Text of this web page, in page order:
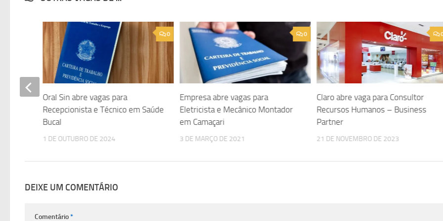
0
Empresa abre vagas para
Eletricista e Mecânico Montador
em Camaçari
3 DE MARÇO DE 2021
Claro abre vaga para Consultor
Recursos Humanos – Business
Partner
21 DE NOVEMBRO DE 2023
0
Oral Sin abre vagas para
Recepcionista e Técnico em Saúde
Bucal
1 DE OUTUBRO DE 2024
DEIXE UM COMENTÁRIO
Comentário*